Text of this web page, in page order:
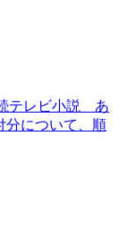
テレビ小説 あ
分について、順